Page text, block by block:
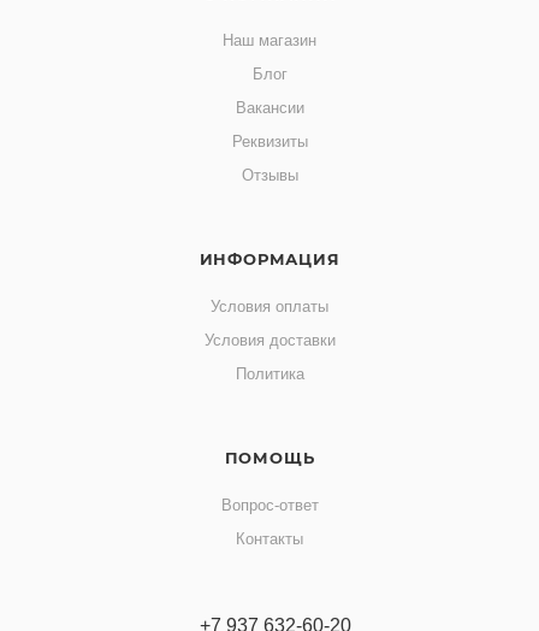
Наш магазин
Блог
Вакансии
Реквизиты
Отзывы
ИНФОРМАЦИЯ
Условия оплаты
Условия доставки
Политика
ПОМОЩЬ
Вопрос-ответ
Контакты
+7 937 632-60-20